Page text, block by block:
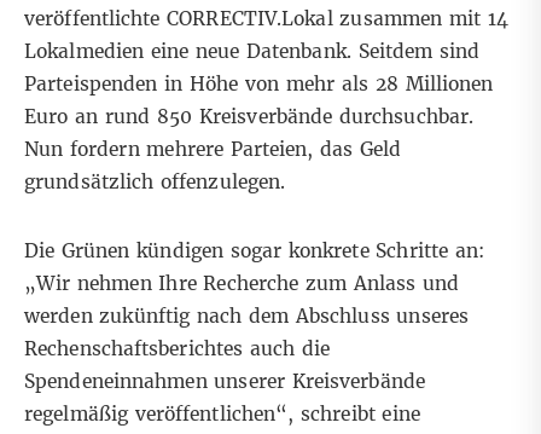
veröffentlichte CORRECTIV.Lokalzusammen mit 14
Lokalmedien eine neue Datenbank. Seitdem sind
Parteispenden in Höhe von mehr als 28 Millionen
Euro an rund 850 Kreisverbände durchsuchbar.
Nun fordern mehrere Parteien, das Geld
grundsätzlich offenzulegen.
Die Grünen kündigen sogar konkrete Schritte an:
„Wir nehmen Ihre Recherche zum Anlass und
werden zukünftig nach dem Abschluss unseres
Rechenschaftsberichtes auch die
Spendeneinnahmen unserer Kreisverbände
regelmäßig veröffentlichen“, schreibt eine